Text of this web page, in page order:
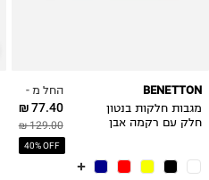
החל מ -
77.40 ₪
129.00 ₪
40% OFF
BENETTON
מגבות חלקות בנטון
חלק עם רקמה אבן